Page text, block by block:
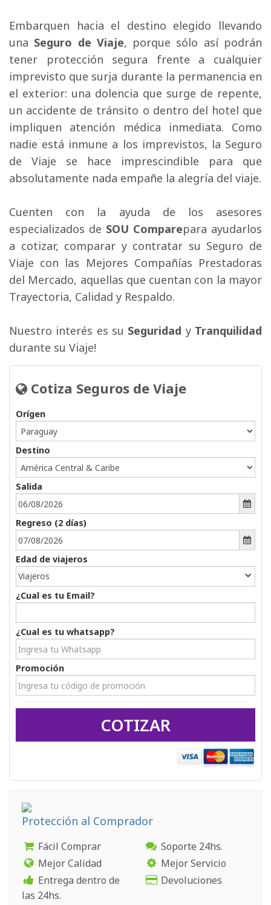
Embarquen hacia el destino elegido llevando
una Seguro de Viaje, porque sólo así podrán
tener protección segura frente a cualquier
imprevisto que surja durante la permanencia en
el exterior: una dolencia que surge de repente,
un accidente de tránsito o dentro del hotel que
impliquen atención médica inmediata. Como
nadie está inmune a los imprevistos, la Seguro
de Viaje se hace imprescindible para que
absolutamente nada empañe la alegría del viaje.
Cuenten con la ayuda de los asesores
especializados de SOU Comparepara ayudarlos
a cotizar, comparar y contratar su Seguro de
Viaje con las Mejores Compañías Prestadoras
del Mercado, aquellas que cuentan con la mayor
Trayectoria, Calidad y Respaldo.
Nuestro interés es su Seguridad y Tranquilidad
durante su Viaje!
Cotiza Seguros de Viaje
Orígen
Destino
Salida
Regreso (2 días)
Edad de viajeros
Viajeros
¿Cual es tu Email?
¿Cual es tu whatsapp?
Promoción
COTIZAR
Protección al Comprador
Fácil Comprar
Mejor Calidad
Entrega dentro de
las 24hs.
Soporte 24hs.
Mejor Servicio
Devoluciones